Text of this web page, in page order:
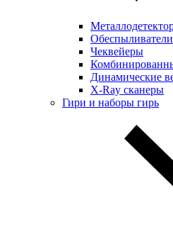
Обеспыливатели
Чеквейеры
Динамические
X-Ray сканеры
Гири и наборы гирь